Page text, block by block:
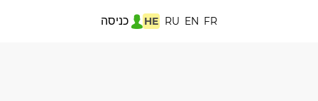
HE RU EN FR כניסה